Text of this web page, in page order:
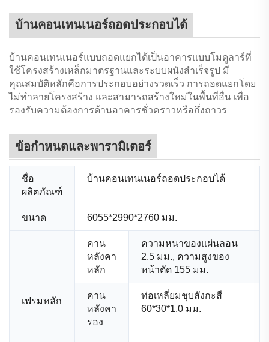
บ้านคอนเทนเนอร์ถอดประกอบได้
บ้านคอนเทนเนอร์แบบถอดแยกได้เป็นอาคารแบบโมดูลาร์ที่
ใช้โครงสร้างเหล็กมาตรฐานและระบบผนังสำเร็จรูป มี
คุณสมบัติหลักคือการประกอบอย่างรวดเร็ว การถอดแยกโดย
ไม่ทำลายโครงสร้าง และสามารถสร้างใหม่ในพื้นที่อื่น เพื่อ
รองรับความต้องการด้านอาคารชั่วคราวหรือกึ่งถาวร
ข้อกำหนดและพารามิเตอร์
ชื่อ
ผลิตภัณฑ์
บ้านคอนเทนเนอร์ถอดประกอบได้
ขนาด 6055*2990*2760 มม.
เฟรมหลัก
คาน
หลังคา
หลัก
ความหนาของแผ่นลอน
2.5 มม., ความสูงของ
หน้าตัด 155 มม.
คาน
หลังคา
รอง
ท่อเหลี่ยมชุบสังกะสี
60*30*1.0 มม.